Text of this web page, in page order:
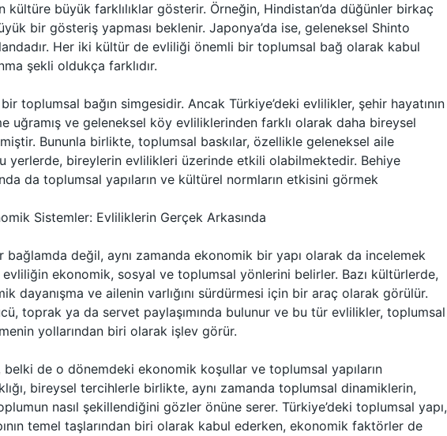
büyük farklılıklar gösterir. Örneğin, Hindistan’da düğünler birkaç
bir gösteriş yapması beklenir. Japonya’da ise, geleneksel Shinto
Her iki kültür de evliliği önemli bir toplumsal bağ olarak kabul
şekli oldukça farklıdır.
toplumsal bağın simgesidir. Ancak Türkiye’deki evlilikler, şehir hayatının
uğramış ve geleneksel köy evliliklerinden farklı olarak daha bireysel
Bununla birlikte, toplumsal baskılar, özellikle geleneksel aile
yerlerde, bireylerin evlilikleri üzerinde etkili olabilmektedir. Behiye
da toplumsal yapıların ve kültürel normların etkisini görmek
Sistemler: Evliliklerin Gerçek Arkasında
bağlamda değil, aynı zamanda ekonomik bir yapı olarak da incelemek
evliliğin ekonomik, sosyal ve toplumsal yönlerini belirler. Bazı kültürlerde,
dayanışma ve ailenin varlığını sürdürmesi için bir araç olarak görülür.
toprak ya da servet paylaşımında bulunur ve bu tür evlilikler, toplumsal
yollarından biri olarak işlev görür.
belki de o dönemdeki ekonomik koşullar ve toplumsal yapıların
bireysel tercihlerle birlikte, aynı zamanda toplumsal dinamiklerin,
nasıl şekillendiğini gözler önüne serer. Türkiye’deki toplumsal yapı,
temel taşlarından biri olarak kabul ederken, ekonomik faktörler de